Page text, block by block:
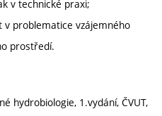
v technické praxi;
problematice vzájemného
prostředí.
hydrobiologie, 1.vydání, ČVUT,